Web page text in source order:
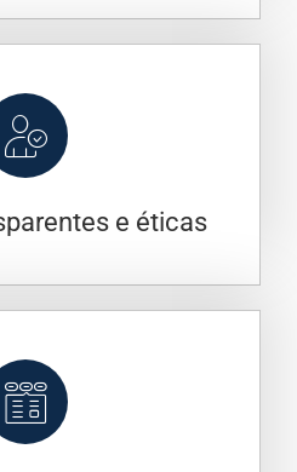
e éticas